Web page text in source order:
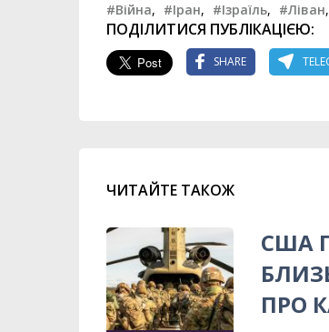
#Війна, #Іран, #Ізраїль, #Ліван,
ПОДІЛИТИСЯ ПУБЛІКАЦІЄЮ:
SHARE
ЧИТАЙТЕ ТАКОЖ
США
ПРО